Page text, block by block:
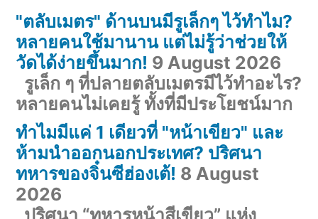
"ตลับเมตร" ด้านบนมีรูเล็กๆ ไว้ทำไม?
หลายคนใช้มานาน แต่ไม่รู้ว่าช่วยให้
วัดได้ง่ายขึ้นมาก! 9 August 2026
รูเล็ก ๆ ที่ปลายตลับเมตรมีไว้ทำอะไร?
หลายคนไม่เคยรู้ ทั้งที่มีประโยชน์มาก
ทำไมมีแค่ 1 เดียวที่ "หน้าเขียว" และ
ห้ามนำออกนอกประเทศ? ปริศนา
ทหารของจิ๋นซีฮ่องเต้! 8 August
2026
ปริศนา “ทหารหน้าสีเขียว” แห่ง